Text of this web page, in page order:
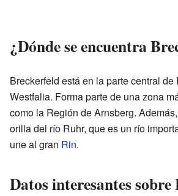
¿Dónde se encuentra
Breckerfeld está en la parte central
Westfalia. Forma parte de una zona
como la Región de Arnsberg.
orilla del río Ruhr, que es un río
une al gran Rin.
Datos interesantes